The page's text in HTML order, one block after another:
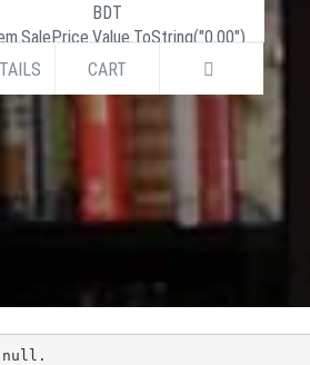
BDT
BDT
if (item.ListPrice.HasValue) {
CART
null.